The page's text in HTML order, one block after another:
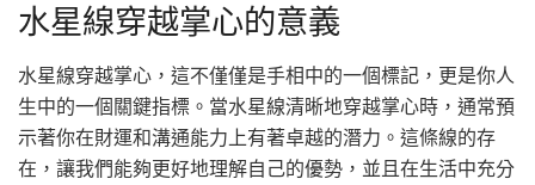
水星線穿越掌心的意義
水星線穿越掌心，這不僅僅是手相中的一個標記，更是你人
生中的一個關鍵指標。當水星線清晰地穿越掌心時，通常預
示著你在財運和溝通能力上有著卓越的潛力。這條線的存
在，讓我們能夠更好地理解自己的優勢，並且在生活中充分